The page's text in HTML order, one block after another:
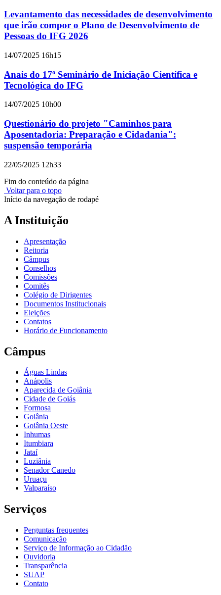
Levantamento das necessidades de desenvolvimento
que irão compor o Plano de Desenvolvimento de
Pessoas do IFG 2026
14/07/2025 16h15
Anais do 17º Seminário de Iniciação Científica e
Tecnológica do IFG
14/07/2025 10h00
Questionário do projeto "Caminhos para
Aposentadoria: Preparação e Cidadania":
suspensão temporária
22/05/2025 12h33
Fim do conteúdo da página
Voltar para o topo
Início da navegação de rodapé
A Instituição
Apresentação
Reitoria
Câmpus
Conselhos
Comissões
Comitês
Colégio de Dirigentes
Documentos Institucionais
Eleições
Contatos
Horário de Funcionamento
Câmpus
Águas Lindas
Anápolis
Aparecida de Goiânia
Cidade de Goiás
Formosa
Goiânia
Goiânia Oeste
Inhumas
Itumbiara
Jataí
Luziânia
Senador Canedo
Uruaçu
Valparaíso
Serviços
Perguntas frequentes
Comunicação
Serviço de Informação ao Cidadão
Ouvidoria
Transparência
SUAP
Contato